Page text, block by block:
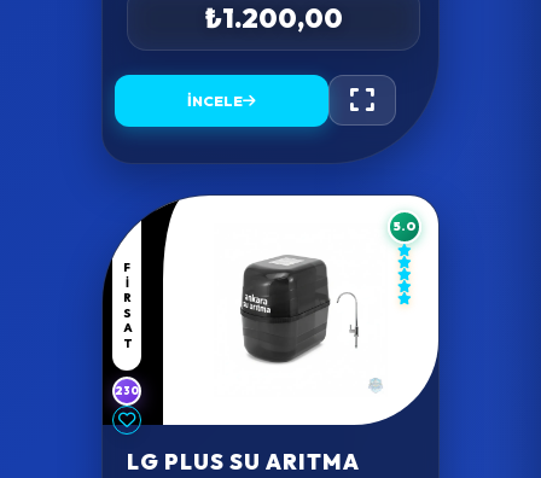
₺1.200,00
İNCELE
FIRSAT
230
5.0
LG PLUS SU ARITMA